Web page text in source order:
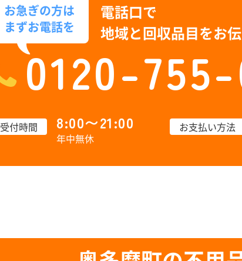
お急ぎの方は
まずお電話を
電話口で
地域と回収品目をお
0120-
受付時間 8:00〜21:00
年中無休
お支払い方法